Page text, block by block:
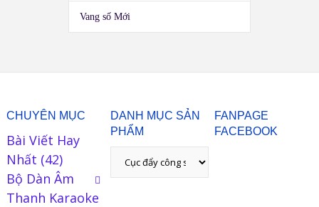
Vang số Mới
CHUYÊN MỤC
Bài Viết Hay
Nhất (42)
Bộ Dàn Âm
Thanh Karaoke
DANH MỤC SẢN
PHẨM
FANPAGE
FACEBOOK